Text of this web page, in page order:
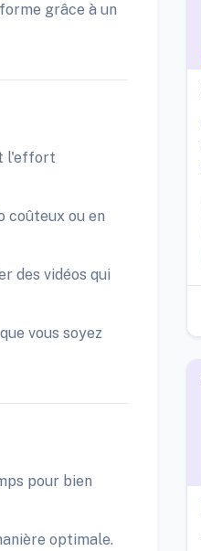
grâce à un
l'effort
coûteux ou en
des vidéos qui
vous soyez
pour bien
optimale.